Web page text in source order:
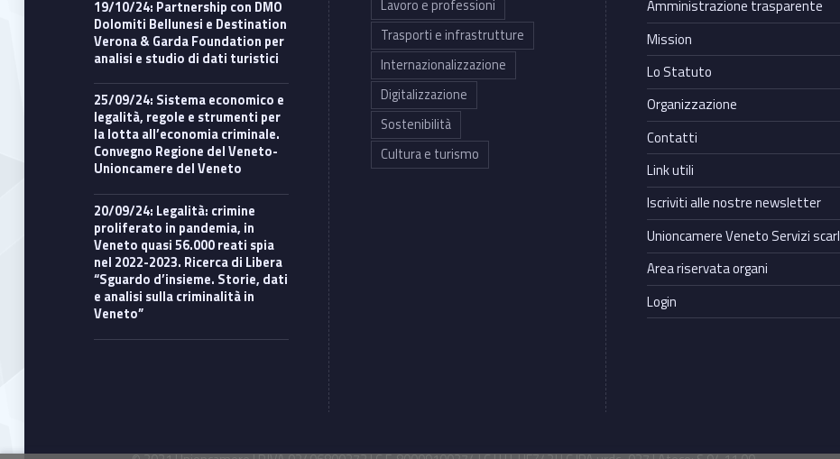
19/10/24: Partnership con DMO
Dolomiti Bellunesi e Destination
Verona & Garda Foundation per
analisi e studio di dati turistici
25/09/24: Sistema economico e
legalità, regole e strumenti per
la lotta all’economia criminale.
Convegno Regione del Veneto-
Unioncamere del Veneto
20/09/24: Legalità: crimine
proliferato in pandemia, in
Veneto quasi 56.000 reati spia
nel 2022-2023. Ricerca di Libera
“Sguardo d’insieme. Storie, dati
e analisi sulla criminalità in
Veneto”
Lavoro e professioni
Trasporti e infrastrutture
Internazionalizzazione
Digitalizzazione
Sostenibilità
Cultura e turismo
Amministrazione trasparente
Mission
Lo Statuto
Organizzazione
Contatti
Link utili
Iscriviti alle nostre newsletter
Unioncamere Veneto Servizi scarl
Area riservata organi
Login